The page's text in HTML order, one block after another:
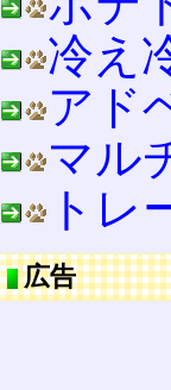
冷え
アド
マル
トレ
広告